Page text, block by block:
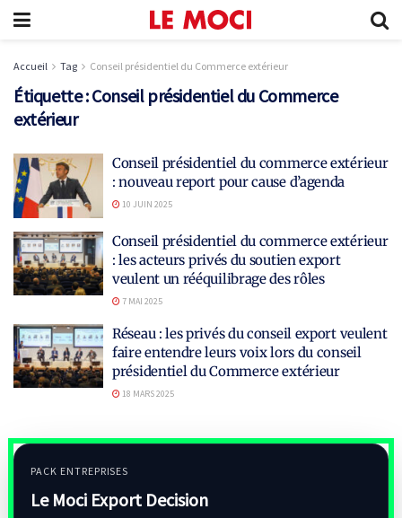
Accueil Tag Conseil présidentiel du Commerce extérieur
Étiquette :Conseil présidentiel du Commerce
extérieur
Conseil présidentiel du commerce extérieur
: nouveau report pour cause d’agenda
10 JUIN 2025
Conseil présidentiel du commerce extérieur
: les acteurs privés du soutien export
veulent un rééquilibrage des rôles
7 MAI 2025
Réseau : les privés du conseil export veulent
faire entendre leurs voix lors du conseil
présidentiel du Commerce extérieur
18 MARS 2025
PACK ENTREPRISES
Le Moci Export Decision